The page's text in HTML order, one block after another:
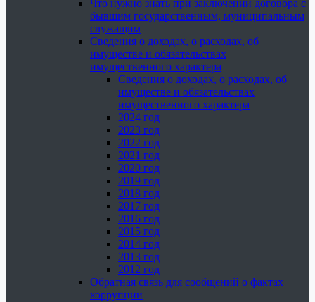
Что нужно знать при заключении договора с
бывшим государственным, муниципальным
служащим
Сведения о доходах, о расходах, об
имуществе и обязательствах
имущественного характера
Сведения о доходах, о расходах, об
имуществе и обязательствах
имущественного характера
2024 год
2023 год
2022 год
2021 год
2020 год
2019 год
2018 год
2017 год
2016 год
2015 год
2014 год
2013 год
2012 год
Обратная связь для сообщений о фактах
коррупции